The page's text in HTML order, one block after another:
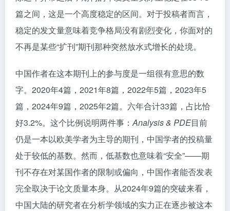
篇之间，这是一个高度稳定的区间。对于投稿者而言，
稳定的发文量意味着竞争格局没有剧烈变化，你面对的
不再是某些“扩刊”期刊那种突然放水式增长的处境。
中国作者在这本期刊上的参与度是一组很有意思的数
字。2020年4篇，2021年8篇，2022年5篇，2023年5
篇，2024年9篇，2025年2篇。六年合计33篇，占比恰
好3.2%。这个比例说明两件事：Analysis & PDE目前
仍是一本以欧美学者为主导的期刊，中国学者的投稿量
处于较低的基数。然而，低基数也意味着“安全”——期
刊不存在对某国作者的限制或偏向，中国作者能否发表
完全取决于论文质量本身。从2024年9篇的突破来看，
中国大陆的研究者在分析学领域的实力正在逐步被这本